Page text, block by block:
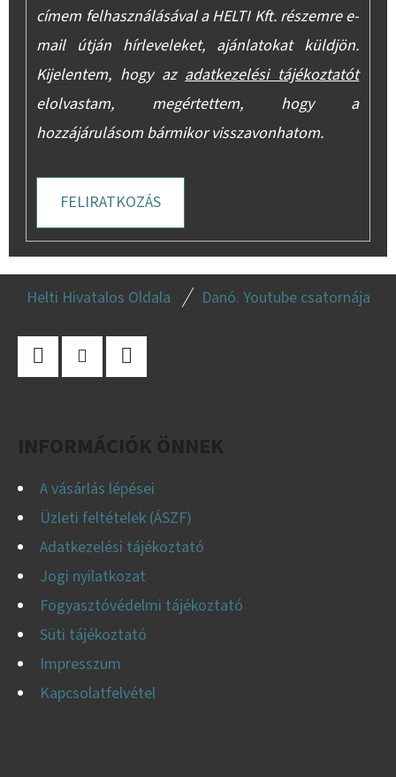
címem felhasználásával a HELTI Kft. részemre e-
mail útján hírleveleket, ajánlatokat küldjön.
Kijelentem, hogy azadatkezelési tájékoztatót
elolvastam, megértettem, hogy a
hozzájárulásom bármikor visszavonhatom.
FELIRATKOZÁS
Helti Hivatalos Oldala Danó. Youtube csatornája
A vásárlás lépései
Üzleti feltételek (ÁSZF)
Adatkezelési tájékoztató
Jogi nyilatkozat
Fogyasztóvédelmi tájékoztató
Süti tájékoztató
Impresszum
Kapcsolatfelvétel